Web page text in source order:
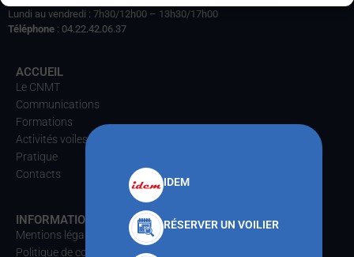
IDEM
RÉSERVER UN VOILIER
Lundi au vendredi : 7h30/12h00 – 13h30/17h00
Téléphone : 04.22.42.06.37
ACCUEIL
Le CNMT
Communications
Formations
Activités voiles
Pratique
Contacts
INFORMATIONS
Mentions légales
Politique de confidentialités